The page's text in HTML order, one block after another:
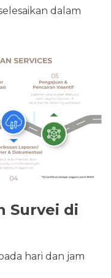
dalam
Survei di
hari dan jam